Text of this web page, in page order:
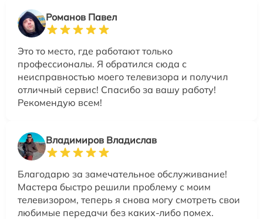
Романов Павел
Это то место, где работают только
профессионалы. Я обратился сюда с
неисправностью моего телевизора и получил
отличный сервис! Спасибо за вашу работу!
Рекомендую всем!
Владимиров Владислав
Благодарю за замечательное обслуживание!
Мастера быстро решили проблему с моим
телевизором, теперь я снова могу смотреть свои
любимые передачи без каких-либо помех.